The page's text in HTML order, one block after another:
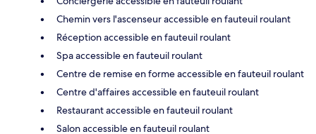
Chemin vers l'ascenseur accessible en fauteuil roulant
Réception accessible en fauteuil roulant
Spa accessible en fauteuil roulant
Centre de remise en forme accessible en fauteuil roulant
Centre d'affaires accessible en fauteuil roulant
Restaurant accessible en fauteuil roulant
Salon accessible en fauteuil roulant